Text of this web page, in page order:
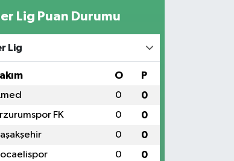
Lig Puan Durumu
Lig
O P
0 0
FK 0 0
0 0
0 0